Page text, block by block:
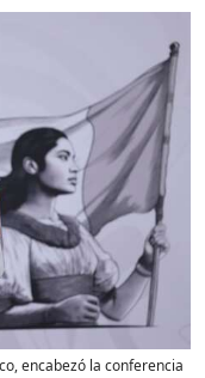
encabezó la conferencia